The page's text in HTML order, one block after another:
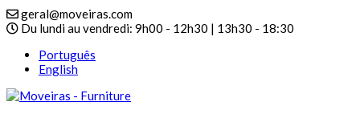
geral@moveiras.com
Du lundi au vendredi: 9h00 - 12h30 | 13h30 - 18:30
Português
English